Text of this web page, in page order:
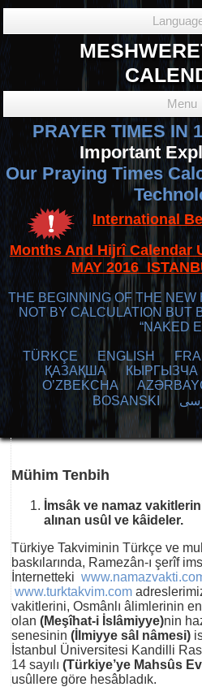
Menu
PRAYER TIMES IN
Important
Our Praying Times
International
Months And Hijrî Calendar
MAY 2016
THE BEGINNING OF THE NEW
NOT BY CALCULATION BUT
“NAKED
TÜRKÇE ENGLISH
ҚАЗАҚША
КЫPГЫЗЧA
O’ZBEKCHA
BOSANSKI
Mühim Tenbih
İmsâk ve namaz
alınan usûl ve kâideler.
Türkiye Takviminin Türkçe ve
baskılarında, Ramezân-ı şerîf
İnternetteki
www.turktakvim.com
vakitlerini, Osmânlı âlimlerinin
olan (Meşîhat-i İslâmiyye)nin
senesinin (İlmiyye sâl nâmesi)
İstanbul Üniversitesi Kandilli
14 sayılı (Türkiye’ye Mahsûs
usûllere göre hesâbladık.